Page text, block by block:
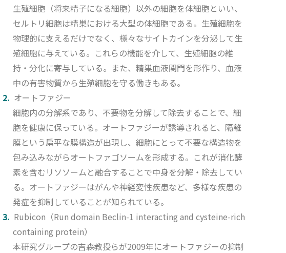
生殖細胞（将来精子になる細胞）以外の細胞を体細胞といい、
セルトリ細胞は精巣における大型の体細胞である。生殖細胞を
物理的に支えるだけでなく、様々なサイトカインを分泌して生
殖細胞に与えている。これらの機能を介して、生殖細胞の維
持・分化に寄与している。また、精巣血液関門を形作り、血液
中の有害物質から生殖細胞を守る働きもある。
オートファジー
細胞内の分解系であり、不要物を分解して除去することで、細
胞を健康に保っている。オートファジーが誘導されると、隔離
膜という扁平な膜構造が出現し、細胞にとって不要な構造物を
包み込みながらオートファゴソームを形成する。これが消化酵
素を含むリソソームと融合することで中身を分解・除去してい
る。オートファジーはがんや神経変性疾患など、多様な疾患の
発症を抑制していることが知られている。
Rubicon（Run domain Beclin-1 interacting and cysteine-rich
containing protein）
本研究グループの吉森教授らが2009年にオートファジーの抑制